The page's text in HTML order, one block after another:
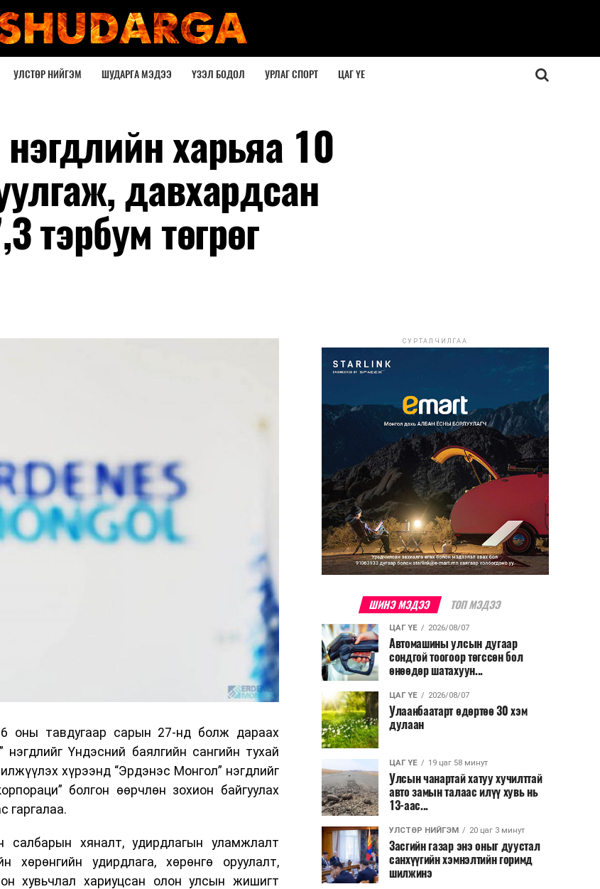
УЛСТӨР НИЙГЭМ ШУДАРГА МЭДЭЭ ҮЗЭЛ БОДОЛ УРЛАГ СПОРТ ЦАГ ҮЕ
харьяа 10
давхардсан
тэрбум төгрөг
оны тавдугаар сарын 27-нд болж дараах
Үндэсний баялгийн сангийн тухай
хүрээнд “Эрдэнэс Монгол” нэгдлийг
болгон өөрчлөн зохион байгуулах
гаргалаа.
салбарын хяналт, удирдлагын уламжлалт
хөрөнгийн удирдлага, хөрөнгө оруулалт,
хувьчлал хариуцсан олон улсын жишигт
СУРТАЛЧИЛГАА
ШИНЭ МЭДЭЭ ТОП МЭДЭЭ
ЦАГ ҮЕ 2026/08/07
Автомашины улсын дугаар
сондгой тоогоор төгссөн бол
өнөөдөр шатахуун...
ЦАГ ҮЕ 2026/08/07
Улаанбаатарт өдөртөө 30 хэм
дулаан
ЦАГ ҮЕ 19 цаг 58 минут
Улсын чанартай хатуу хучилттай
авто замын талаас илүү хувь нь
13-аас...
УЛСТӨР НИЙГЭМ 20 цаг 3 минут
Засгийн газар энэ оныг дуустал
санхүүгийн хэмнэлтийн горимд
шилжинэ